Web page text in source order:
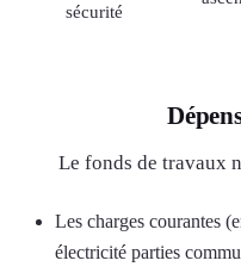
sécurité
Le fonds de travaux
Les charges courantes
électricité parties